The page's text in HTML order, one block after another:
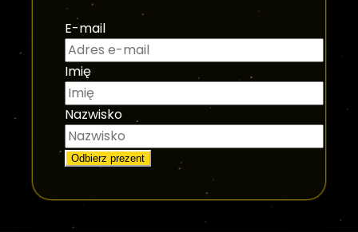
E-mail
Imię
Nazwisko
Odbierz prezent